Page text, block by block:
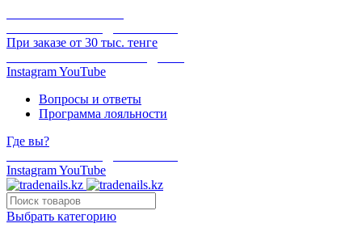
При заказе от 30 тыс. тенге
InstagramYouTube
Вопросы и ответы
Программа лояльности
Где вы?
InstagramYouTube
Выбрать категорию